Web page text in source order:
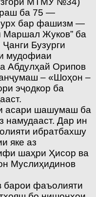
ба 75 —
бар фашизм —
Маршал Жуков” ба
Бузурги
мудофиаи
Абдулҳай Орипов
– «Шоҳон –
эҷодкор ба
асари шашумаш ба
намудааст. Дар ин
ибратбахшу
яке аз
шаҳри Ҳисор ва
Муслиҳидинов
фаъолияти